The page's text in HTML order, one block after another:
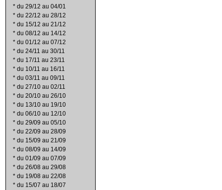
* du 29/12 au 04/01
* du 22/12 au 28/12
* du 15/12 au 21/12
* du 08/12 au 14/12
* du 01/12 au 07/12
* du 24/11 au 30/11
* du 17/11 au 23/11
* du 10/11 au 16/11
* du 03/11 au 09/11
* du 27/10 au 02/11
* du 20/10 au 26/10
* du 13/10 au 19/10
* du 06/10 au 12/10
* du 29/09 au 05/10
* du 22/09 au 28/09
* du 15/09 au 21/09
* du 08/09 au 14/09
* du 01/09 au 07/09
* du 26/08 au 29/08
* du 19/08 au 22/08
* du 15/07 au 18/07